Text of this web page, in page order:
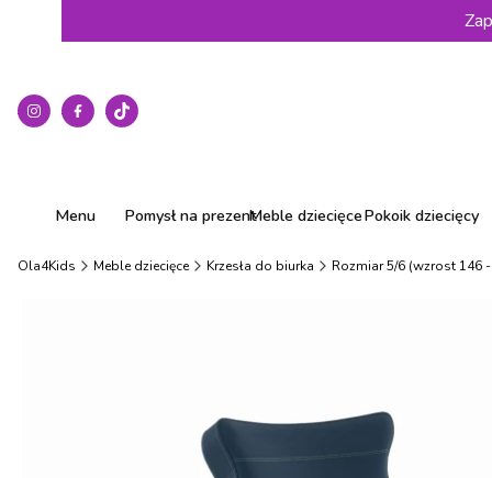
Menu Pomysł na prezentMeble dziecięcePokoik dziecięcy
Ola4Kids Meble dziecięce Krzesła do biurka Rozmiar 5/6 (wzrost 146